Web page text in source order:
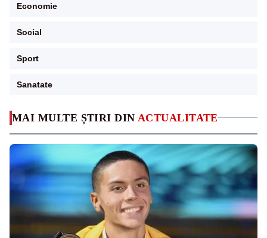
MAI MULTE ȘTIRI DIN ACTUALITATE
Economie
Social
Sport
Sanatate